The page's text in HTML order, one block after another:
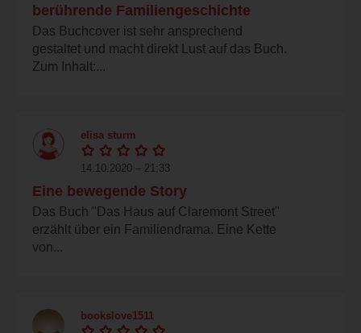
berührende Familiengeschichte
Das Buchcover ist sehr ansprechend
gestaltet und macht direkt Lust auf das Buch.
Zum Inhalt:...
elisa sturm
14.10.2020 – 21:33
Eine bewegende Story
Das Buch "Das Haus auf Claremont Street"
erzählt über ein Familiendrama. Eine Kette
von...
bookslove1511